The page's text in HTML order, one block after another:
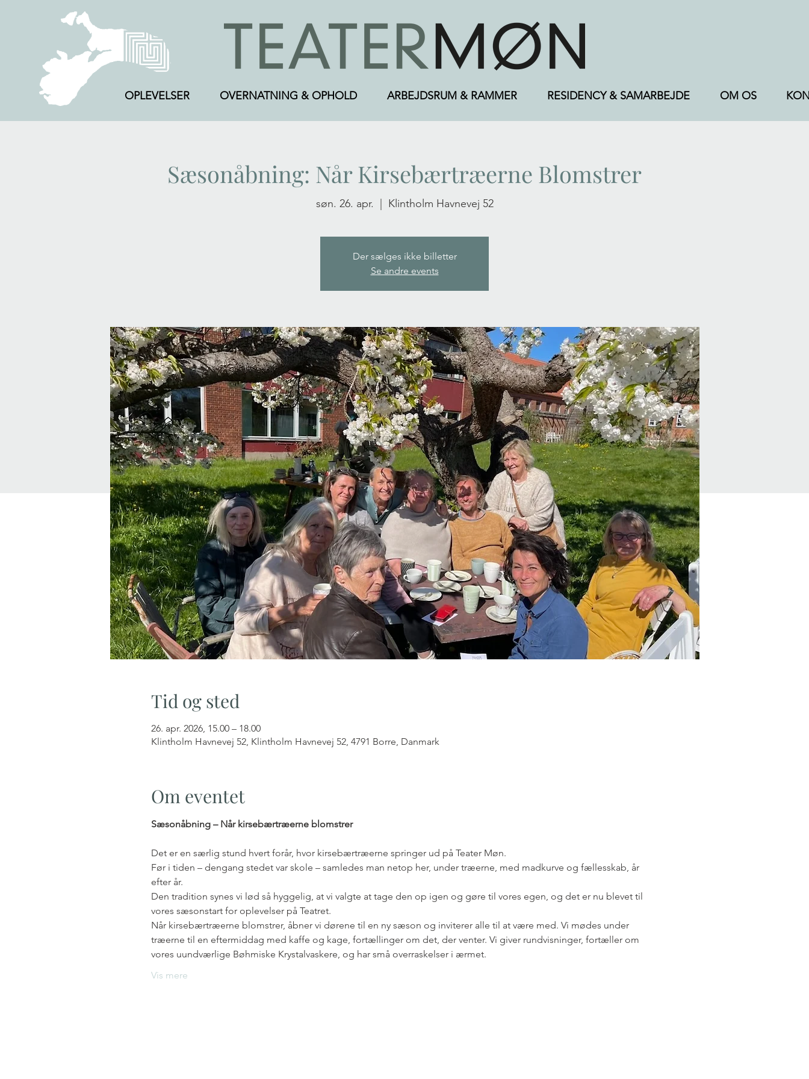
OPLEVELSER OVERNATNING & OPHOLD ARBEJDSRUM & RAMMER RESIDENCY & SAMARBEJDE OM OS
Sæsonåbning: Når Kirsebærtræerne Blomstrer
søn. 26. apr. Klintholm Havnevej 52
Der sælges ikke billetter
Se andre events
Tid og sted
26. apr. 2026, 15.00 – 18.00
Klintholm Havnevej 52, Klintholm Havnevej 52, 4791 Borre, Danmark
Om eventet
Sæsonåbning – Når kirsebærtræerne blomstrer
Det er en særlig stund hvert forår, hvor kirsebærtræerne springer ud på Teater Møn.
Før i tiden – dengang stedet var skole – samledes man netop her, under træerne, med madkurve og fællesskab, år
efter år.
Den tradition synes vi lød så hyggelig, at vi valgte at tage den op igen og gøre til vores egen, og det er nu blevet til
vores sæsonstart for oplevelser på Teatret.
Når kirsebærtræerne blomstrer, åbner vi dørene til en ny sæson og inviterer alle til at være med. Vi mødes under
træerne til en eftermiddag med kaffe og kage, fortællinger om det, der venter. Vi giver rundvisninger, fortæller om
vores uundværlige Bøhmiske Krystalvaskere, og har små overraskelser i ærmet.
Vis mere